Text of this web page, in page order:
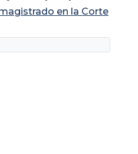
en la Corte